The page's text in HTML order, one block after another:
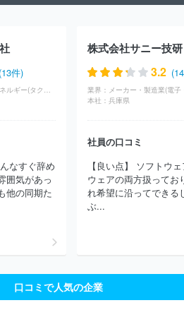
件)
インフラ・物流・エネルギー(タクシー・バス)
なすぐ辞め
囲気があっ
他の同期た
株式会社サニー技研
3.2
業界： メーカー・製造業(電子
本社： 兵庫県
社員の口コミ
【良い点】 ソフトウ
ウェアの両方扱ってお
れ希望に沿ってできる
ぶ...
口コミで人気の企業